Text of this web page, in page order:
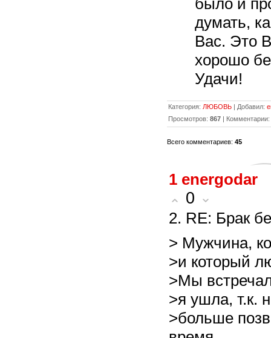
думать,
Вас. Это
хорошо
Удачи!
Категория: ЛЮБОВЬ | Добавил:
Просмотров: 867 | Комментарии:
Всего комментариев: 45
1 energodar
0
2. RE: Брак
> Мужчина,
>и который
>Мы
>я ушла, т.к.
>больше